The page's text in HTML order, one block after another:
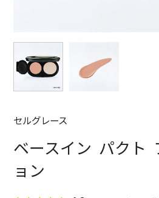
セルグレース
ベースイン パクト
ョン